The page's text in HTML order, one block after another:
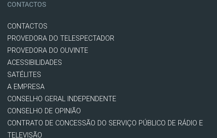
CONTACTOS
CONTACTOS
PROVEDORA DO TELESPECTADOR
PROVEDORA DO OUVINTE
ACESSIBILIDADES
SATÉLITES
A EMPRESA
CONSELHO GERAL INDEPENDENTE
CONSELHO DE OPINIÃO
CONTRATO DE CONCESSÃO DO SERVIÇO PÚBLICO DE RÁDIO E
TELEVISÃO